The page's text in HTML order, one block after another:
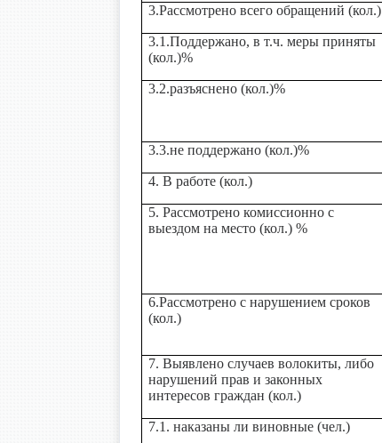
3.Рассмотрено всего обращений (кол.)
3.1.Поддержано, в т.ч. меры приняты
(кол.)%
3.2.разъяснено (кол.)%
3.3.не поддержано (кол.)%
4. В работе (кол.)
5. Рассмотрено комиссионно с
выездом на место (кол.) %
6.Рассмотрено с нарушением сроков
(кол.)
7. Выявлено случаев волокиты, либо
нарушений прав и законных
интересов граждан (кол.)
7.1. наказаны ли виновные (чел.)